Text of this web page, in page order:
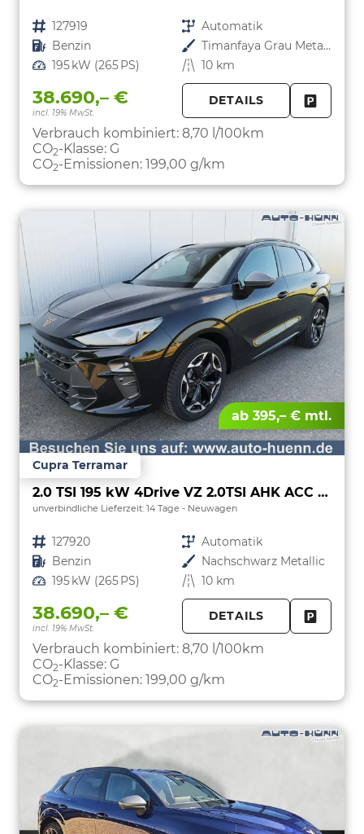
Fahrzeugnr. 127919 Getriebe Automatik
Kraftstoff Benzin Außenfarbe
Timanfaya Grau Metallic
Leistung 195 kW (265 PS) Kilometerstand 10 km
38.690,– €
incl. 19% MwSt.
DETAILS
Verbrauch kombiniert: 8,70 l/100km
CO2-Klasse: G
CO2-Emissionen: 199,00 g/km
ab 395,– € mtl.
Cupra Terramar
2.0 TSI 195 kW 4Drive VZ 2.0TSI AHK ACC el. Hk Pano GV5/100TKM
unverbindliche Lieferzeit: 14 Tage Neuwagen
Fahrzeugnr. 127920 Getriebe Automatik
Kraftstoff Benzin Außenfarbe Nachschwarz Metallic
Leistung 195 kW (265 PS) Kilometerstand 10 km
38.690,– €
incl. 19% MwSt.
DETAILS
Verbrauch kombiniert: 8,70 l/100km
CO2-Klasse: G
CO2-Emissionen: 199,00 g/km